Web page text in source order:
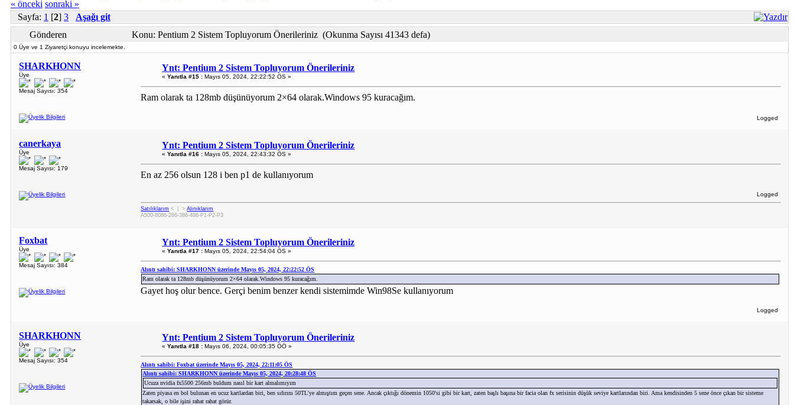
« önceki sonraki »
Sayfa: 1 [2] 3
Aşağı git
Gönderen
Konu: Pentium 2 Sistem Topluyorum Önerileriniz (Okunma Sayısı 41343 defa)
0 Üye ve 1 Ziyaretçi konuyu incelemekte.
SHARKHONN
Üye
Mesaj Sayısı: 354
Ynt: Pentium 2 Sistem Topluyorum Önerileriniz
«Yanıtla #15 : Mayıs 05, 2024, 22:22:52 ÖS »
Ram olarak ta 128mb düşünüyorum 2×64 olarak.Windows 95 kuracağım.
Logged
canerkaya
Üye
Mesaj Sayısı: 179
Ynt: Pentium 2 Sistem Topluyorum Önerileriniz
«Yanıtla #16 : Mayıs 05, 2024, 22:43:32 ÖS »
En az 256 olsun 128 i ben p1 de kullanıyorum
Logged
Satılıklarım < | >Alınıklarım
A500-8086-286-386-486-P1-P2-P3
Foxbat
Üye
Mesaj Sayısı: 384
Ynt: Pentium 2 Sistem Topluyorum Önerileriniz
«Yanıtla #17 : Mayıs 05, 2024, 22:54:04 ÖS »
Alıntı sahibi: SHARKHONN üzerinde Mayıs 05, 2024, 22:22:52 ÖS
Ram olarak ta 128mb düşünüyorum 2×64 olarak.Windows 95 kuracağım.
Gayet hoş olur bence. Gerçi benim benzer kendi sistemimde Win98Se kullanıyorum
Logged
SHARKHONN
Üye
Mesaj Sayısı: 354
Ynt: Pentium 2 Sistem Topluyorum Önerileriniz
«Yanıtla #18 : Mayıs 06, 2024, 00:05:35 ÖÖ »
Alıntı sahibi: Foxbat üzerinde Mayıs 05, 2024, 22:11:05 ÖS
Alıntı sahibi: SHARKHONN üzerinde Mayıs 05, 2024, 20:28:48 ÖS
Ucuza nvidia fx5500 256mb buldum nasıl bir kart almalımıyım
Zaten piyasa en bol bulunan en ucuz kartlardan biri, ben sıfırını 50TL'ye almıştım geçen sene. Ancak çıktığı dönemin 1050'si gibi bir kart, zaten başlı başına bir facia olan fx serisinin düşük seviye kartlarından biri. Ama kendisinden 5 sene önce çıkan bir sisteme
takarsak, o bile işini rahat rahat görür.